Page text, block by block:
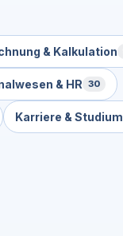
& Kalkulation
& HR 30
Karriere & Studium